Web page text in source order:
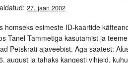
27. jaan 2002
homseks esimeste ID-kaartide
Tanel Tammetiga kasutamist ja
Petskrati ajaveebist. Aga saatest:
august ja tahaks kangesti vihjeid,